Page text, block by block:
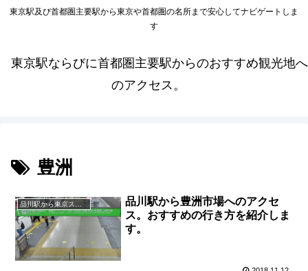
東京駅及び首都圏主要駅から東京や首都圏の名所まで安心してナビゲートしま
す
東京駅ならびに首都圏主要駅からのおすすめ観光地へ
のアクセス。
豊洲
品川駅から豊洲市場へのアクセ
ス。おすすめの行き方を紹介しま
す。